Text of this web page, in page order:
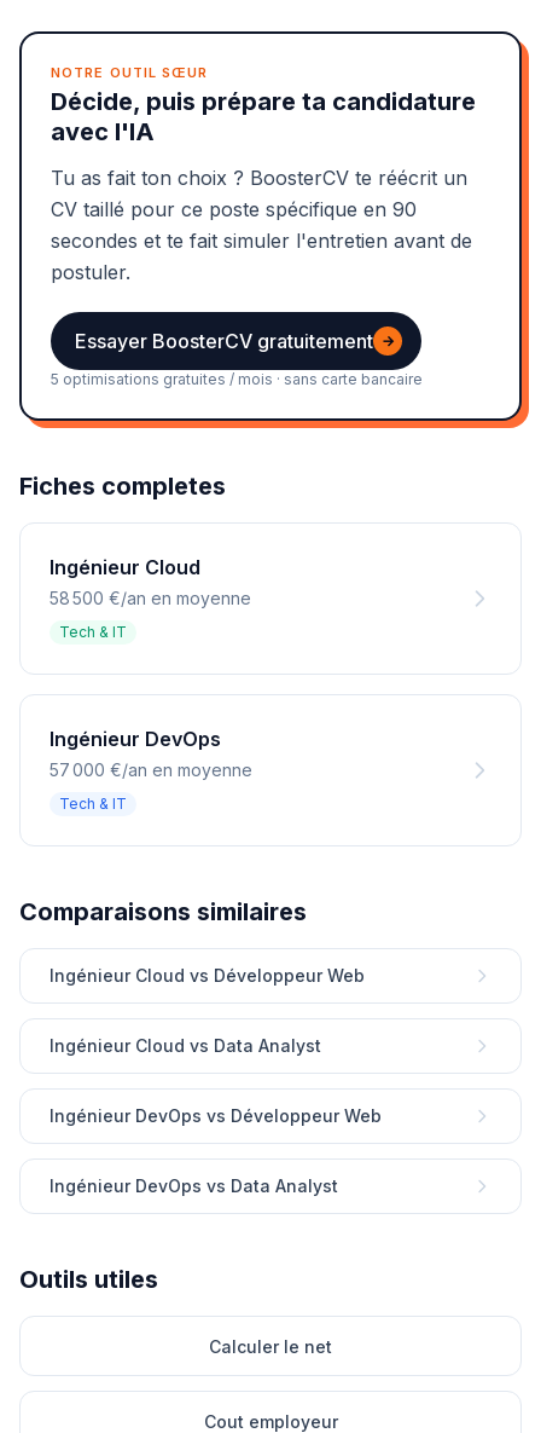
NOTRE OUTIL SŒUR
Décide, puis prépare ta candidature
avec l'IA
Tu as fait ton choix ? BoosterCV te réécrit un
CV taillé pour ce poste spécifique en 90
secondes et te fait simuler l'entretien avant de
postuler.
Essayer BoosterCV gratuitement →
5 optimisations gratuites / mois · sans carte bancaire
Fiches completes
Ingénieur Cloud
58 500 €/an en moyenne
Tech & IT
Ingénieur DevOps
57 000 €/an en moyenne
Tech & IT
Comparaisons similaires
Ingénieur Cloud vs Développeur Web
Ingénieur Cloud vs Data Analyst
Ingénieur DevOps vs Développeur Web
Ingénieur DevOps vs Data Analyst
Outils utiles
Calculer le net
Cout employeur